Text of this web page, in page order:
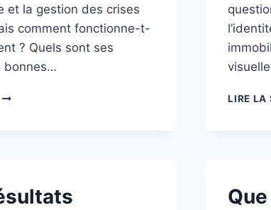
et la gestion des crises
comment fonctionne-t-
? Quels sont ses
bonnes…
LIRE LA